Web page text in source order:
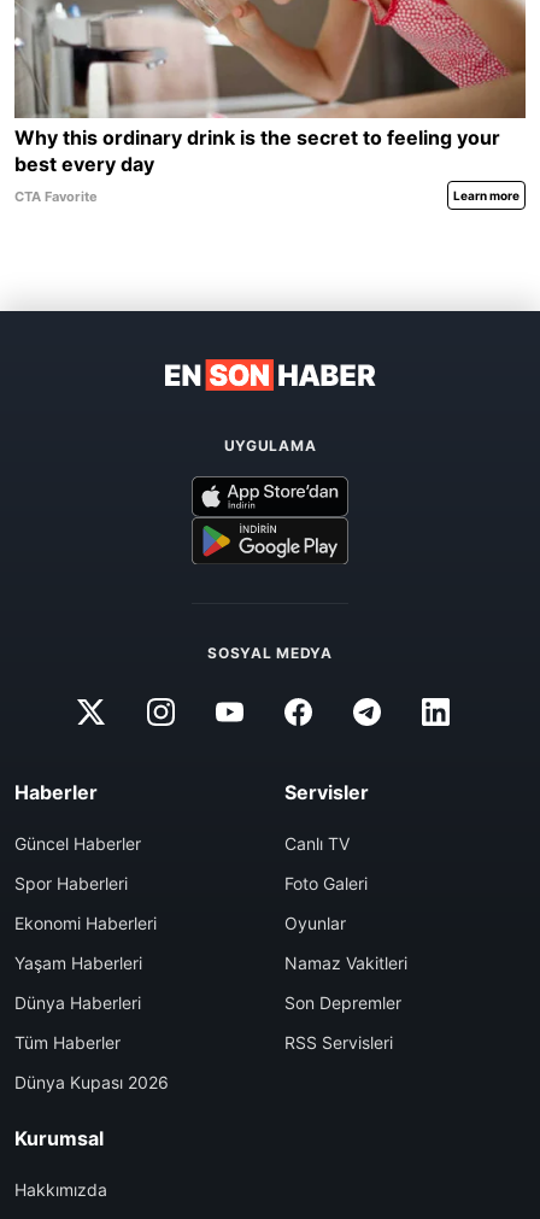
UYGULAMA
SOSYAL MEDYA
Haberler
Güncel Haberler
Spor Haberleri
Ekonomi Haberleri
Yaşam Haberleri
Dünya Haberleri
Tüm Haberler
Dünya Kupası 2026
Servisler
Canlı TV
Foto Galeri
Oyunlar
Namaz Vakitleri
Son Depremler
RSS Servisleri
Kurumsal
Hakkımızda